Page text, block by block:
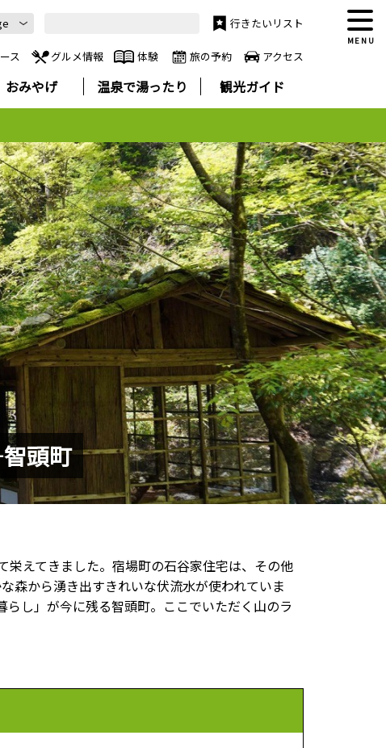
MENU
ス グルメ情報 体験 旅の予約 アクセス
体
體
ย
行きたいリスト
おみやげ 温泉で湯ったり 観光ガイド
頭町
えてきました。宿場町の石谷家住宅は、その他
森から湧き出すきれいな伏流水が使われていま
し」が今に残る智頭町。ここでいただく山のラ